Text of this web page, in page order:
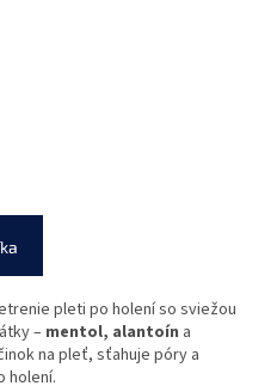
pleti po holení so sviežou
– mentol, alantoín a
na pleť, sťahuje póry a
holení.